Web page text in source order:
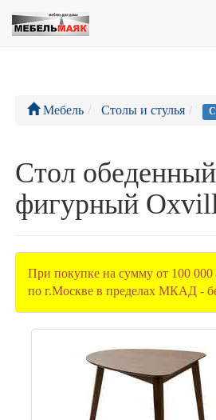
Мебель Столы и стулья
Стол обеденный
фигурный
При покупке на сумму от 100 000
по г.Москве в пределах МКАД -